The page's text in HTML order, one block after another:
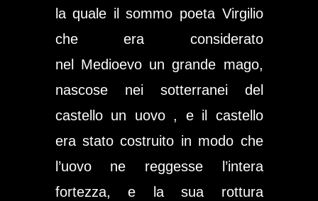
la quale il sommo poetaVirgilio
che era considerato
nel
Medioevoun grande mago,
nascose nei sotterranei del
castello un uovo , e il castello
era stato costruito in modo che
l’uovo ne reggesse l’intera
fortezza, e la sua rottura